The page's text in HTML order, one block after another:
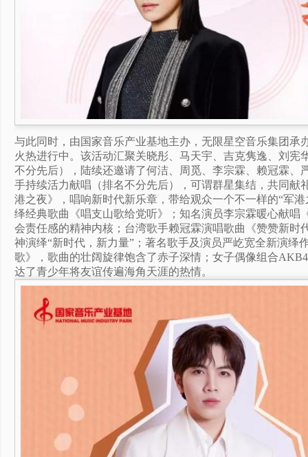
与此同时，由国家音乐产业基地主办，无限星空音乐集团承
火热进行中。该活动汇聚关晓彤、马天宇、吉克隽逸、刘
不分先后），陆续还邀请了何洁、周觅、李宗霖、赖冠霖
手持续活力献唱（排名不分先后），可谓群星集结，共同献
港之夜》，唱响新时代新乐章，带给观众一个不一样的“军
绎经典歌曲《唱支山歌给党听》；知名演员李宗霖暖心献唱
会责任感的精神内核；台湾歌手赖冠霖演唱歌曲《赞赞新时
神演绎“新时代，新力量”；著名歌手及演员严屹宽全新演绎
歌》，歌曲的壮阔旋律饱含了赤子深情；女子偶像组合
达了青少年将友谊传遍海角天涯的热情。